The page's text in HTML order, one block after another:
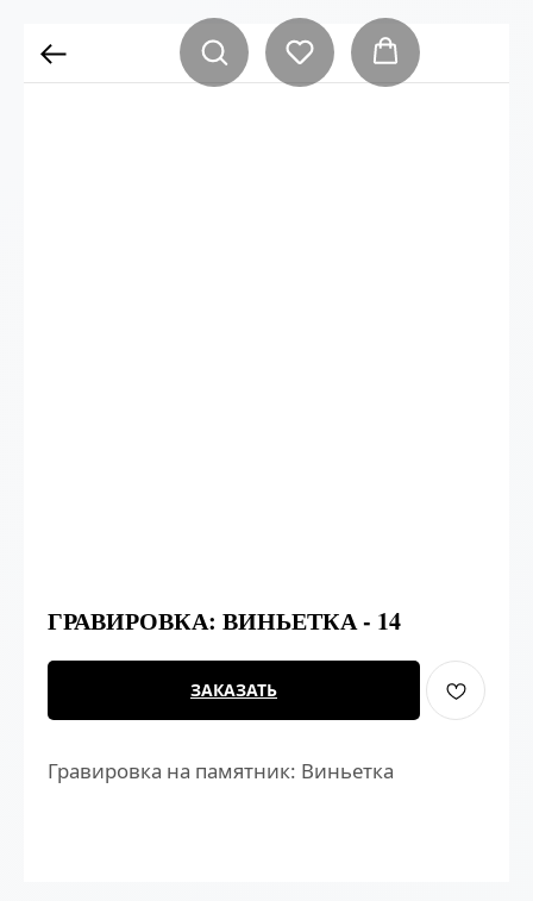
ГРАВИРОВКА: ВИНЬЕТКА - 14
ЗАКАЗАТЬ
Гравировка на памятник: Виньетка